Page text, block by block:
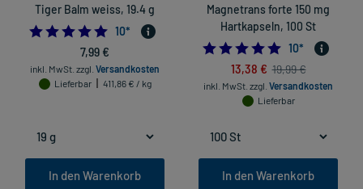
Tiger Balm weiss, 19.4 g
5.0
10*
7,99 €
inkl. MwSt. zzgl. Versandkosten
Lieferbar
411,86 € / kg
In den Warenkorb
Magnetrans forte 150 mg
Hartkapseln, 100 St
4.8
10*
13,38 € 19,99 €
inkl. MwSt. zzgl. Versandkosten
Lieferbar
In den Warenkorb